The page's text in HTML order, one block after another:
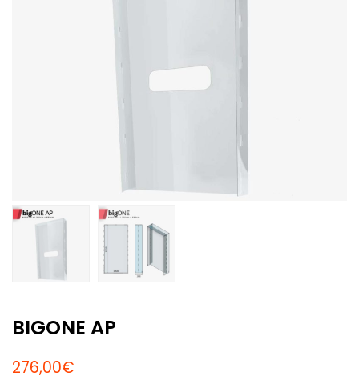
BIGONE AP
276,00€